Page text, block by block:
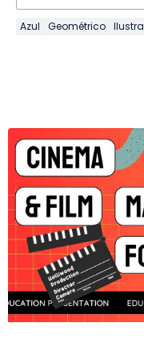
Azul Geométrico